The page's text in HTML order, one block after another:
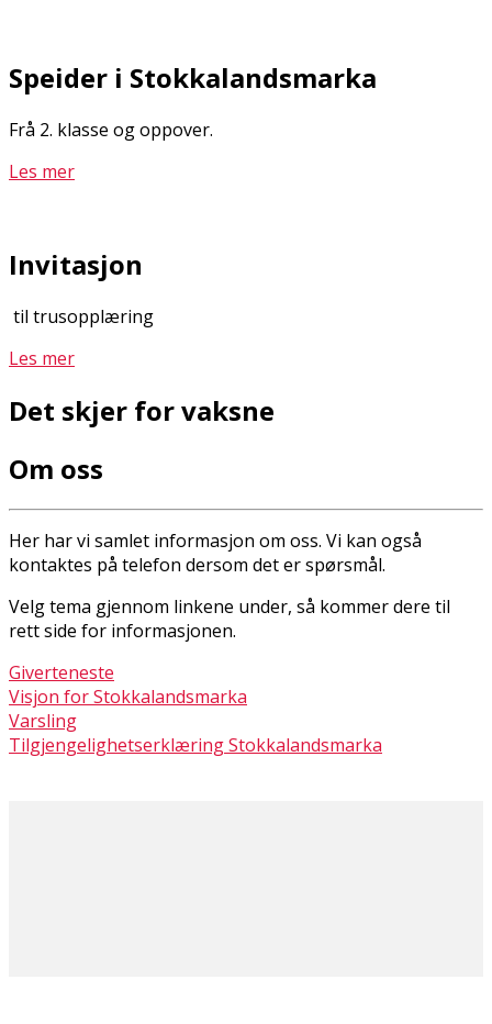
Speider i Stokkalandsmarka
Frå 2. klasse og oppover.
Les mer
Invitasjon
til trusopplæring
Les mer
Det skjer for vaksne
Om oss
Her har vi samlet informasjon om oss. Vi kan også
kontaktes på telefon dersom det er spørsmål.
Velg tema gjennom linkene under, så kommer dere til
rett side for informasjonen.
Giverteneste
Visjon for Stokkalandsmarka
Varsling
Tilgjengelighetserklæring Stokkalandsmarka